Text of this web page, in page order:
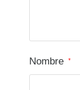
Nombre *